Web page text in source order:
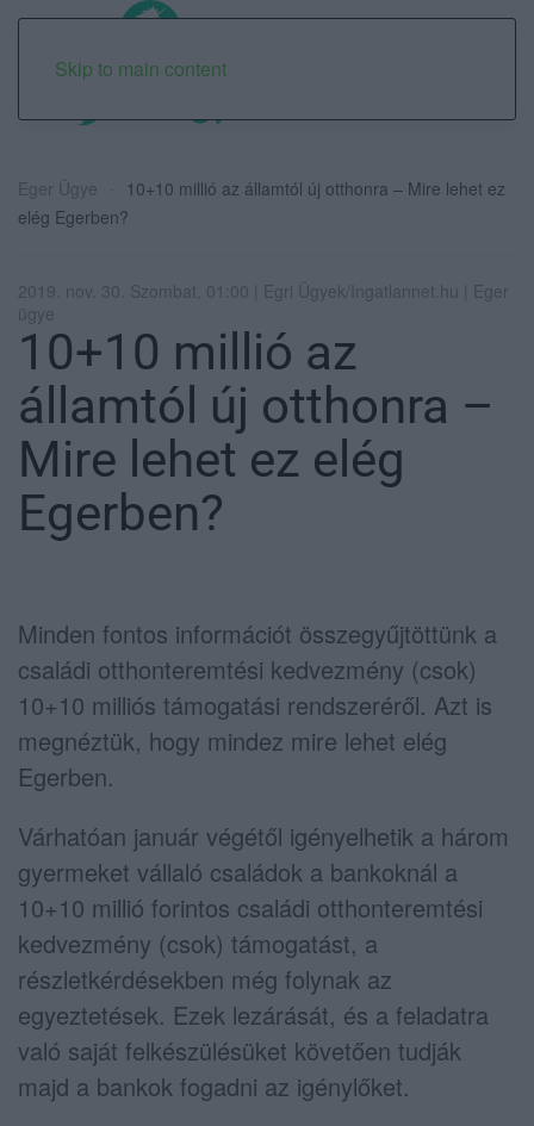
Skip to main content
Eger Ügye
10+10 millió az államtól új otthonra – Mire lehet ez
elég Egerben?
2019. nov. 30. Szombat, 01:00 | Egri Ügyek/Ingatlannet.hu | Eger
ügye
10+10 millió az
államtól új otthonra –
Mire lehet ez elég
Egerben?
Minden fontos információt összegyűjtöttünk a
családi otthonteremtési kedvezmény (csok)
10+10 milliós támogatási rendszeréről. Azt is
megnéztük, hogy mindez mire lehet elég
Egerben.
Várhatóan január végétől igényelhetik a három
gyermeket vállaló családok a bankoknál a
10+10 millió forintos családi otthonteremtési
kedvezmény (csok) támogatást, a
részletkérdésekben még folynak az
egyeztetések. Ezek lezárását, és a feladatra
való saját felkészülésüket követően tudják
majd a bankok fogadni az igénylőket.